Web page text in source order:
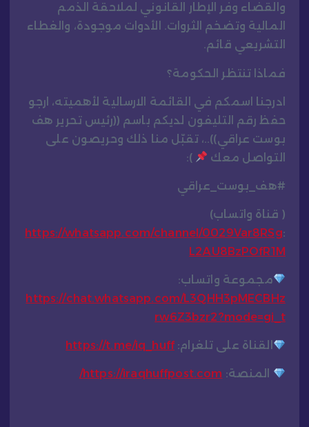
والقضاء وفر الإطار القانوني لملاحقة الذمم
المالية وتضخم الثروات. الأدوات موجودة، والغطاء
التشريعي قائم.
فماذا تنتظر الحكومة؟
ادرجنا اسمكم في القائمة الارسالية لأهميته، ارجو
حفظ رقم التليفون لديكم باسم ((رئيس تحرير هف
بوست عراقي))..، تقبّل منا ذلك وحريصون على
التواصل معك
):
#هف_بوست_عراقي
( قناة واتساب)
:
https://whatsapp.com/channel/0029Var8RSg
L2AU8BzPOfR1M
مجموعة واتساب:
https://chat.whatsapp.com/L3QHH3pMECBHz
rw6Z3bzr2?mode=gi_t
القناة على تلغرام:https://t.me/iq_huff
المنصة: https://iraqhuffpost.com/